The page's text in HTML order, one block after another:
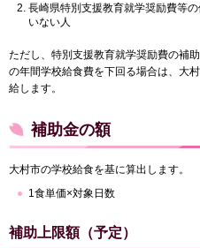
長崎県特別支援教育就学奨励費等
いない人
ただし、特別支援教育就学奨励費の補
の年間学校給食費を下回る場合は、大
給します。
補助金の額
大村市の学校給食を基に算出します。
1食単価×対象日数
補助上限額（予定）